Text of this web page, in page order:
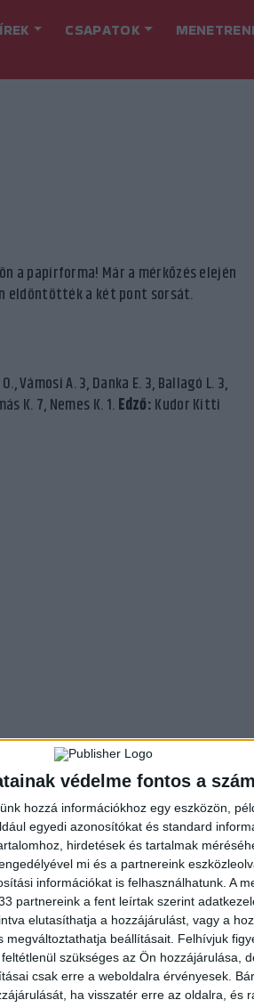
védelme fontos a
hozzá információkhoz egy eszközön,
egyedi azonosítókat és standard
hirdetések és tartalmak
mi és a partnereink
információkat is felhasználhatunk. A
partnereink a fent leírtak szerint
elutasíthatja a hozzájárulást, vagy a
beállításait. Felhívjuk
szükséges az Ön hozzájárulása,
csak erre a weboldalra érvényesek.
ha visszatér erre az oldalra, és
CSAPATOK
a papírforma! Már a mérkőzés elején
eldöntötték a két pont sorsát.
Vámosi A. 3, Danka E. 3, Ballagó L. 3,
K. 7, Nemes K. 1.Edző:Kudor Kitti